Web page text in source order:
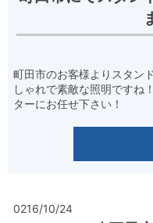
町田市のお客様よりスタン
しゃれで素敵な照明ですね
ターにお任せ下さい！
0216/10/24